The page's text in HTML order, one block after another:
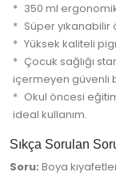
350 ml
Süper yıkanabilir
Yüksek kaliteli
Çocuk sağlığı
içermeyen güvenli
Okul öncesi
ideal kullanım.
Sıkça Sorulan
Soru: Boya